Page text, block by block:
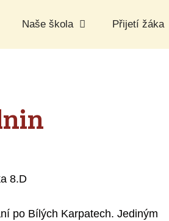
Naše škola Přijetí žáka
8.D
po Bílých Karpatech. Jediným